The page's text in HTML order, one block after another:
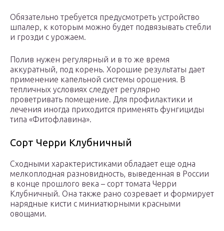
Обязательно требуется предусмотреть устройство
шпалер, к которым можно будет подвязывать стебли
и грозди с урожаем.
Полив нужен регулярный и в то же время
аккуратный, под корень. Хорошие результаты дает
применение капельной системы орошения. В
тепличных условиях следует регулярно
проветривать помещение. Для профилактики и
лечения иногда приходится применять фунгициды
типа «Фитофлавина».
Сорт Черри Клубничный
Сходными характеристиками обладает еще одна
мелкоплодная разновидность, выведенная в России
в конце прошлого века – сорт томата Черри
Клубничный. Она также рано созревает и формирует
нарядные кисти с миниатюрными красными
овощами.